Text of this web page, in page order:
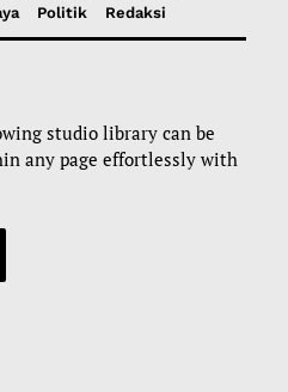
Politik Redaksi
studio library can be
any page effortlessly with